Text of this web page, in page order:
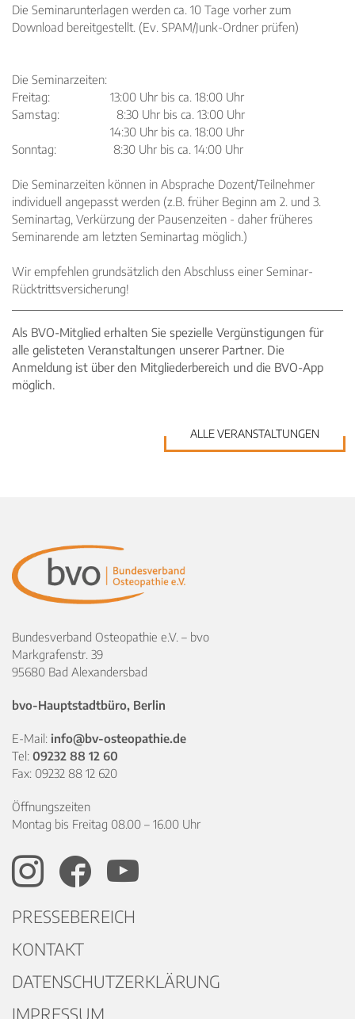
Die Seminarunterlagen werden ca. 10 Tage vorher zum
Download bereitgestellt. (Ev. SPAM/Junk-Ordner prüfen)
Die Seminarzeiten:
Freitag: 13:00 Uhr bis ca. 18:00 Uhr
Samstag: 8:30 Uhr bis ca. 13:00 Uhr
14:30 Uhr bis ca. 18:00 Uhr
Sonntag: 8:30 Uhr bis ca. 14:00 Uhr
Die Seminarzeiten können in Absprache Dozent/Teilnehmer
individuell angepasst werden (z.B. früher Beginn am 2. und 3.
Seminartag, Verkürzung der Pausenzeiten - daher früheres
Seminarende am letzten Seminartag möglich.)
Wir empfehlen grundsätzlich den Abschluss einer Seminar-
Rücktrittsversicherung!
Als BVO-Mitglied erhalten Sie spezielle Vergünstigungen für
alle gelisteten Veranstaltungen unserer Partner. Die
Anmeldung ist über den Mitgliederbereich und die BVO-App
möglich.
ALLE VERANSTALTUNGEN
Bundesverband Osteopathie e.V. – bvo
Markgrafenstr. 39
95680 Bad Alexandersbad
bvo-Hauptstadtbüro, Berlin
E-Mail: info@bv-osteopathie.de
Tel: 09232 88 12 60
Fax: 09232 88 12 620
Öffnungszeiten
Montag bis Freitag 08.00 – 16.00 Uhr
PRESSEBEREICH
KONTAKT
DATENSCHUTZERKLÄRUNG
IMPRESSUM